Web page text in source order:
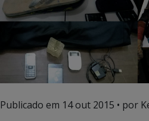
Publicado em 14 out 2015 • por